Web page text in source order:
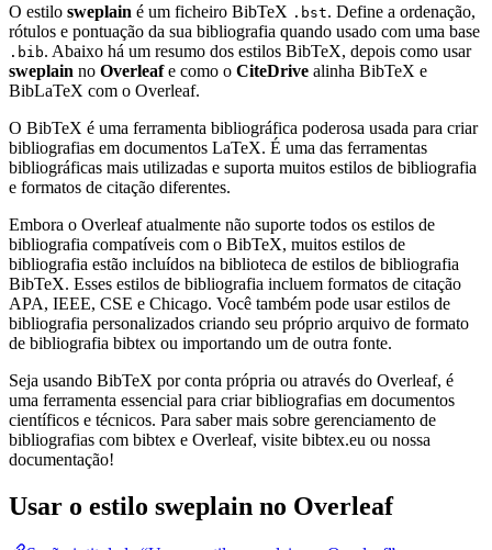
O estilo sweplain é um ficheiro BibTeX .bst. Define a ordenação,
rótulos e pontuação da sua bibliografia quando usado com uma base
.bib. Abaixo há um resumo dos estilos BibTeX, depois como usar
sweplain no Overleafe como o CiteDrive alinha BibTeX e
BibLaTeX com o Overleaf.
O BibTeX é uma ferramenta bibliográfica poderosa usada para criar
bibliografias em documentos LaTeX. É uma das ferramentas
bibliográficas mais utilizadas e suporta muitos estilos de bibliografia
e formatos de citação diferentes.
Embora o Overleaf atualmente não suporte todos os estilos de
bibliografia compatíveis com o BibTeX, muitos estilos de
bibliografia estão incluídos na biblioteca de estilos de bibliografia
BibTeX. Esses estilos de bibliografia incluem formatos de citação
APA, IEEE, CSE e Chicago. Você também pode usar estilos de
bibliografia personalizados criando seu próprio arquivo de formato
de bibliografia bibtex ou importando um de outra fonte.
Seja usando BibTeX por conta própria ou através do Overleaf, é
uma ferramenta essencial para criar bibliografias em documentos
científicos e técnicos. Para saber mais sobre gerenciamento de
bibliografias com bibtex e Overleaf, visite bibtex.eu ou nossa
documentação!
Usar o estilo sweplain no Overleaf